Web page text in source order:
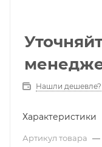
Нашли дешевле?
Характеристики
Артикул товара —